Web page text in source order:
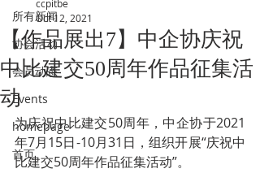
所有新闻
协会活动
会员动态
Events
homepage
首页
【作品展出7】中企协庆祝
中比建交50周年作品征集活
动
ccpitbe
Oct 12, 2021
为庆祝中比建交50周年，中企协于2021
年7月15日-10月31日，组织开展“庆祝中
比建交50周年作品征集活动”。